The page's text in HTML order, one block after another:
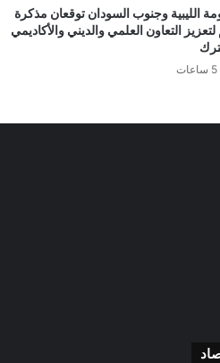
الليبية وجنوب السودان توقعان مذكرة
لتعزيز التعاون العلمي والديني والأكاديمي